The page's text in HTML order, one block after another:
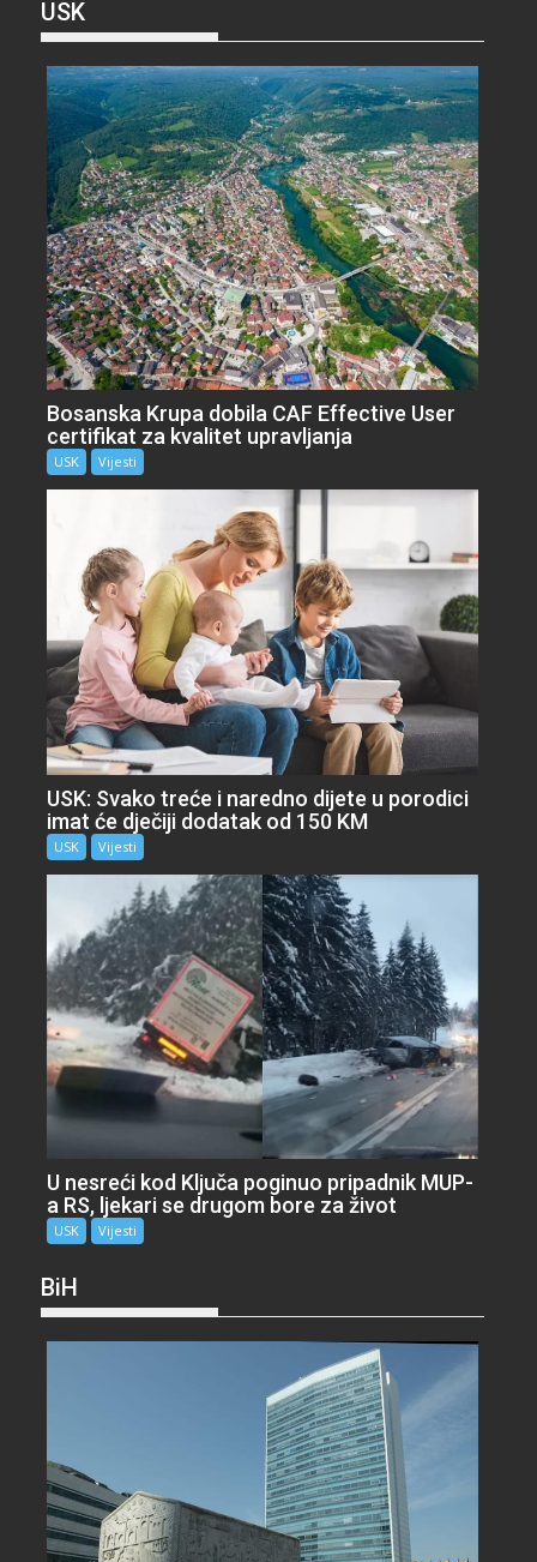
USK
Bosanska Krupa dobila CAF Effective User
certifikat za kvalitet upravljanja
USK Vijesti
USK: Svako treće i naredno dijete u porodici
imat će dječiji dodatak od 150 KM
USK Vijesti
U nesreći kod Ključa poginuo pripadnik MUP-
a RS, ljekari se drugom bore za život
USK Vijesti
BiH